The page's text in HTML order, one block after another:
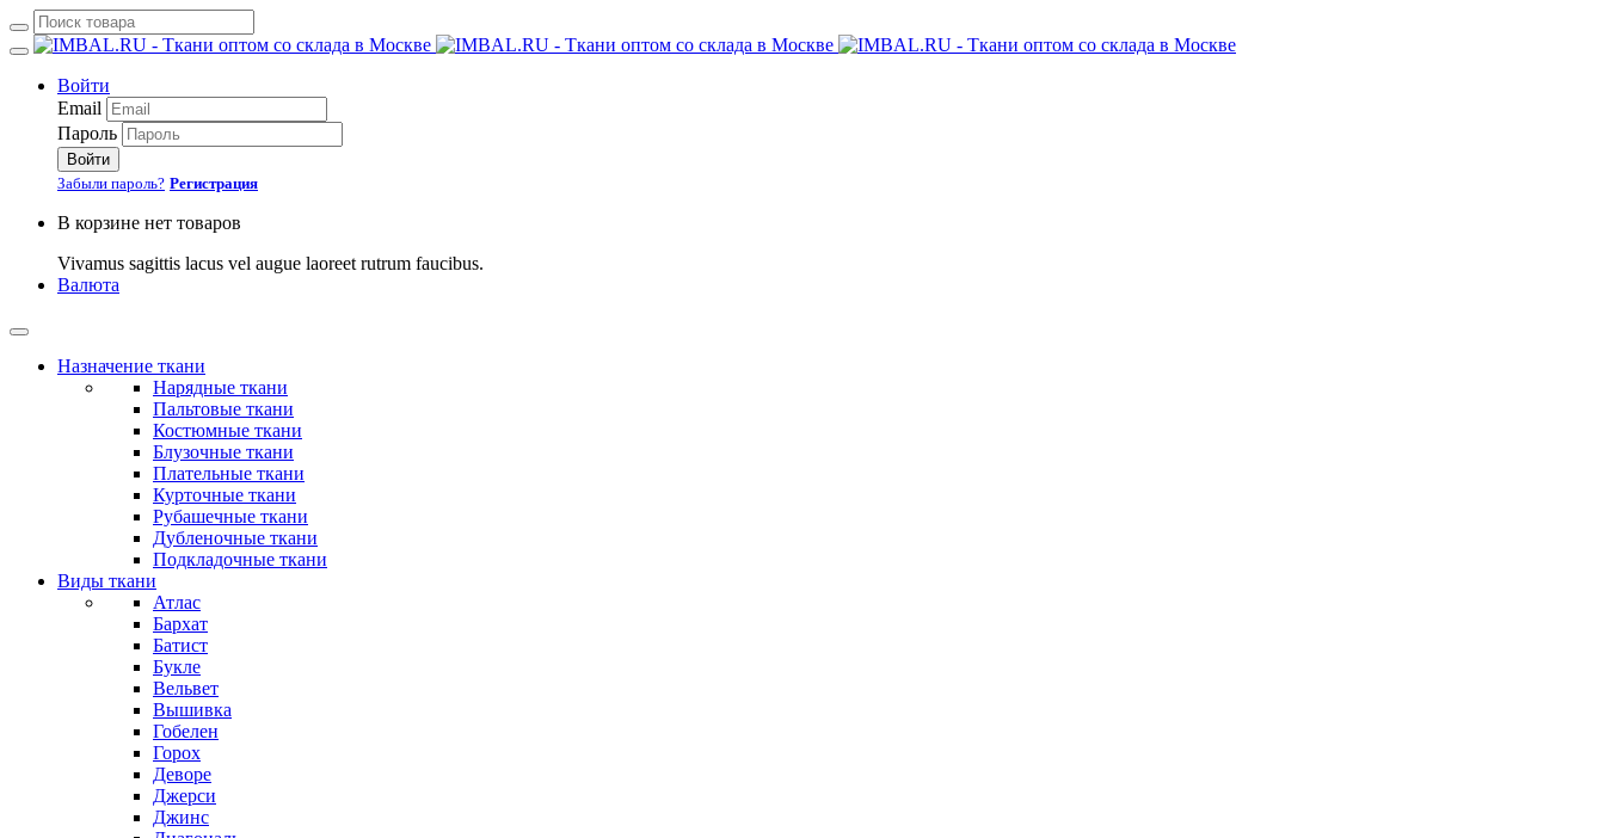
Войти
Email
Пароль
Войти
Забыли пароль? Регистрация
В корзине нет товаров
Vivamus sagittis lacus vel augue laoreet rutrum faucibus.
Валюта
Назначение ткани
Нарядные ткани
Пальтовые ткани
Костюмные ткани
Блузочные ткани
Плательные ткани
Курточные ткани
Рубашечные ткани
Дубленочные ткани
Подкладочные ткани
Виды ткани
Атлас
Бархат
Батист
Букле
Вельвет
Вышивка
Гобелен
Горох
Деворе
Джерси
Джинс